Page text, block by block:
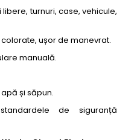
turnuri, case, vehicule,
ușor de manevrat.
manuală.
și săpun.
de siguranță